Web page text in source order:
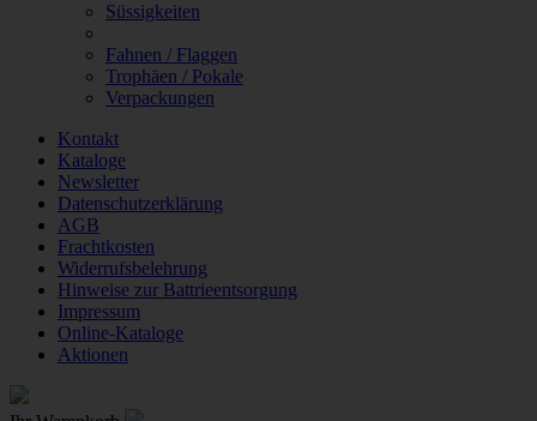
Süssigkeiten
Fahnen / Flaggen
Trophäen / Pokale
Verpackungen
Kontakt
Kataloge
Newsletter
Datenschutzerklärung
AGB
Frachtkosten
Widerrufsbelehrung
Hinweise zur Battrieentsorgung
Impressum
Online-Kataloge
Aktionen